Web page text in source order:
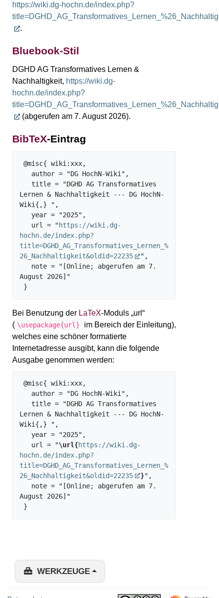
https://wiki.dg-hochn.de/index.php?
.
Bluebook-Stil
DGHD AG Transformatives Lernen &
Nachhaltigkeit, https://wiki.dg-
hochn.de/index.php?
(abgerufen am 7. August 2026).
BibTeX-Eintrag
Lernen & Nachhaltigkeit --- DG HochN-
Wiki{,} ",
   url = "
https://wiki.dg-
hochn.de/index.php?
title=DGHD_AG_Transformatives_Lernen_%
26_Nachhaltigkeit&oldid=22235
",
August 2026]"
Bei Benutzung der LaTeX-Moduls „url“
( \usepackage{url}
im Bereich der Einleitung),
welches eine schöner formatierte
Internetadresse ausgibt, kann die folgende
Ausgabe genommen werden:
Lernen & Nachhaltigkeit --- DG HochN-
Wiki{,} ",
   url = "
\url{https://wiki.dg-
hochn.de/index.php?
title=DGHD_AG_Transformatives_Lernen_%
26_Nachhaltigkeit&oldid=22235
}",
August 2026]"
WERKZEUGE